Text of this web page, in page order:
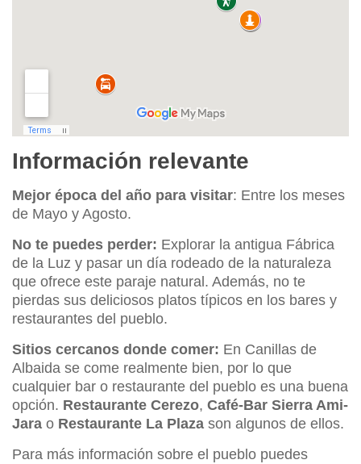
Información relevante
Mejor época del año para visitar: Entre los meses
de Mayo y Agosto.
No te puedes perder: Explorar la antigua Fábrica
de la Luz y pasar un día rodeado de la naturaleza
que ofrece este paraje natural. Además, no te
pierdas sus deliciosos platos típicos en los bares y
restaurantes del pueblo.
Sitios cercanos donde comer: En Canillas de
Albaida se come realmente bien, por lo que
cualquier bar o restaurante del pueblo es una buena
opción. Restaurante Cerezo, Café-Bar Sierra Ami-
Jara o Restaurante La Plaza son algunos de ellos.
Para más información sobre el pueblo puedes